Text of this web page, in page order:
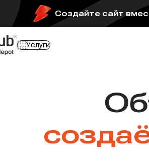
Создайте сайт
Услуги